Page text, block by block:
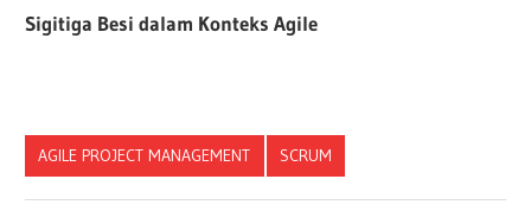
Sigitiga Besi dalam Konteks Agile
AGILE PROJECT MANAGEMENT SCRUM